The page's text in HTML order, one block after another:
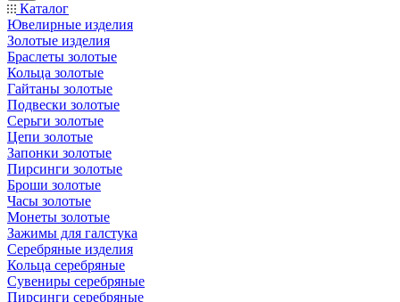
Каталог
Ювелирные изделия
Золотые изделия
Браслеты золотые
Кольца золотые
Гайтаны золотые
Подвески золотые
Серьги золотые
Цепи золотые
Запонки золотые
Пирсинги золотые
Броши золотые
Часы золотые
Монеты золотые
Зажимы для галстука
Серебряные изделия
Кольца серебряные
Сувениры серебряные
Пирсинги серебряные